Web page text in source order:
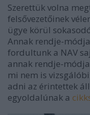
Szerettük volna
felsővezetőinek
ügye körül
Annak rendje-
fordultunk a NAV
annak rendje-
mi nem is
adni az érintettek
egyoldalúnak a